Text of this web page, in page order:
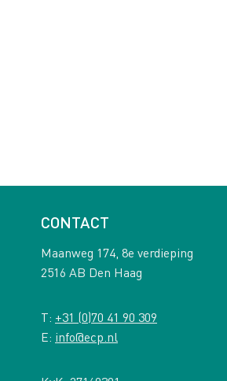
CONTACT
Maanweg 174, 8e verdieping
2516 AB Den Haag
T: +31 (0)70 41 90 309
E: info@ecp.nl